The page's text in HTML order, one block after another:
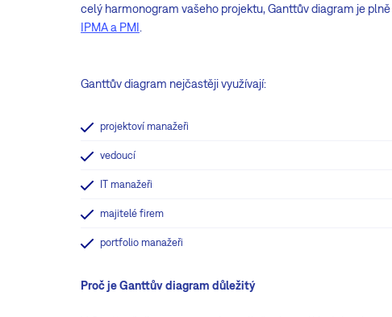
celý harmonogram vašeho projektu, Ganttův diagram je
IPMA a PMI.
Ganttův diagram nejčastěji využívají:
projektoví manažeři
vedoucí
IT manažeři
majitelé firem
portfolio manažeři
Proč je Ganttův diagram důležitý